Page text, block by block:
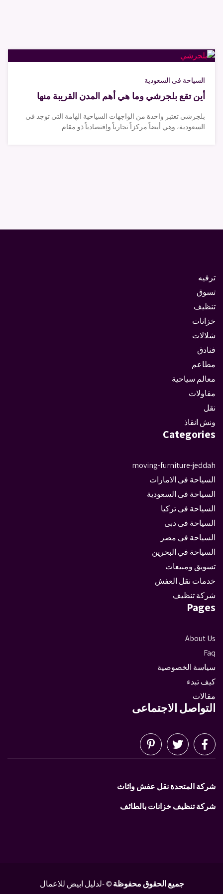
السياحة فى السعودية
أين تقع بلجرشي وما هي أهم المدن القريبة منها
بلجرشي تعتبر واحدة من الواجهات السياحية الهامة التي توجد في
السعودية، وهي أيضاً مركزاً تجارياً وإقتصادياً ذو مقام
ترفيه
تسوق
تنظيف
خزانات
شلالات
فنادق
مطاعم
معالم سياحية
مقاولات
نقل
ونش انقاذ
Categories
moving-furniture-jeddah
السياحة فى الامارات
السياحة فى السعودية
السياحة فى تركيا
السياحة فى دبى
السياحة فى مصر
السياحة في البحرين
تسويق ومبيعات
خدمات نقل العفش
شركة تنظيف
Pages
About Us
Faq
سياسة الخصوصية
كيف تبدء
مقالات
التواصل الاجتماعى
شركة المتحدة نقل عفش واثاث
شركة تنظيف خزانات بالطائف
جميع الحقوق محفوظة© -لدليل ابيض للاعمال